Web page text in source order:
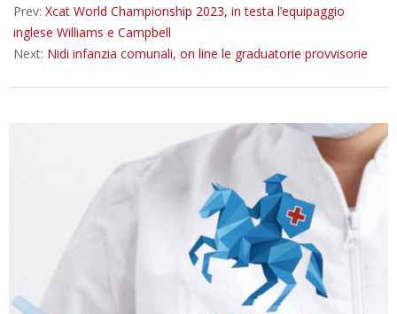
Prev: Xcat World Championship 2023, in testa l’equipaggio
inglese Williams e Campbell
Next: Nidi infanzia comunali, on line le graduatorie provvisorie